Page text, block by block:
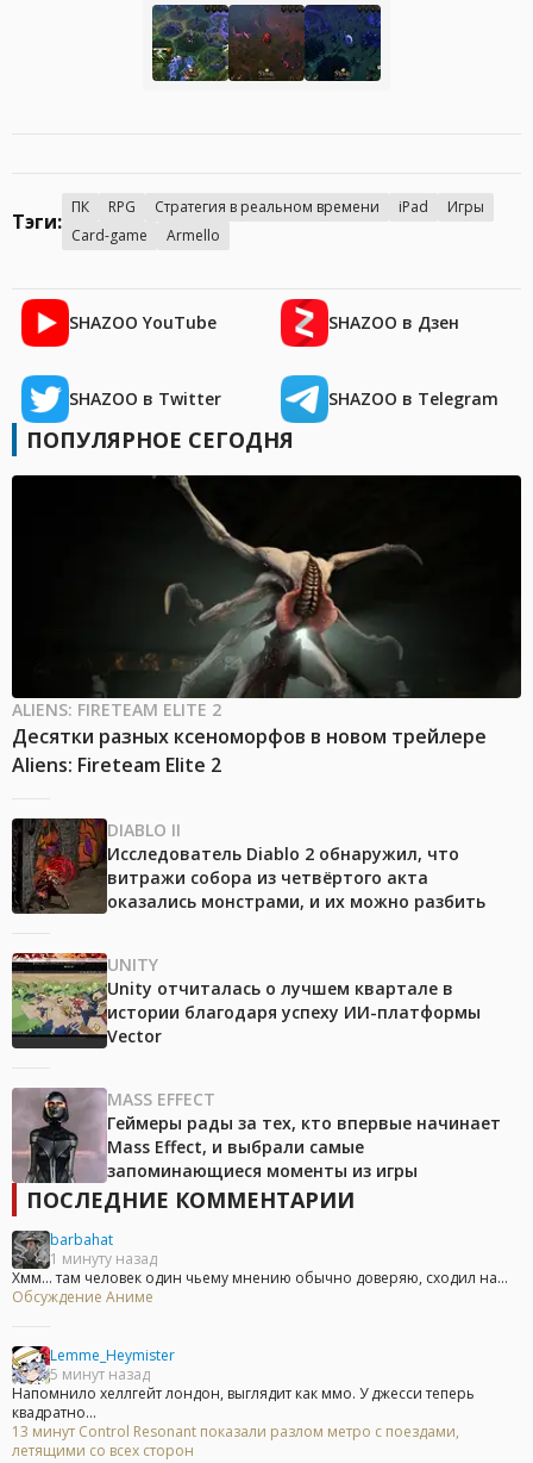
Тэги:
ПК RPG Стратегия в реальном времени iPad
Игры
Card-game
Armello
SHAZOO YouTube SHAZOO в Дзен
SHAZOO в Twitter SHAZOO в Telegram
ПОПУЛЯРНОЕ СЕГОДНЯ
ALIENS: FIRETEAM ELITE 2
Десятки разных ксеноморфов в новом трейлере
Aliens: Fireteam Elite 2
DIABLO II
Исследователь Diablo 2 обнаружил, что
витражи собора из четвёртого акта
оказались монстрами, и их можно разбить
UNITY
Unity отчиталась о лучшем квартале в
истории благодаря успеху ИИ-платформы
Vector
MASS EFFECT
Геймеры рады за тех, кто впервые начинает
Mass Effect, и выбрали самые
запоминающиеся моменты из игры
ПОСЛЕДНИЕ КОММЕНТАРИИ
barbahat
1 минуту назад
Хмм... там человек один чьему мнению обычно доверяю, сходил на...
Обсуждение Аниме
Lemme_Heymister
5 минут назад
Напомнило хеллгейт лондон, выглядит как ммо. У джесси теперь
квадратно...
13 минут Control Resonant показали разлом метро с поездами,
летящими со всех сторон